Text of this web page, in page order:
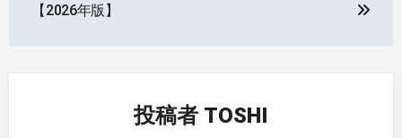
【2026年版】
投稿者 TOSHI